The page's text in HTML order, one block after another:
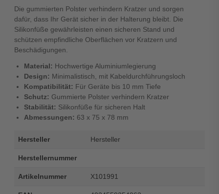
Die gummierten Polster verhindern Kratzer und sorgen
dafür, dass Ihr Gerät sicher in der Halterung bleibt. Die
Silikonfüße gewährleisten einen sicheren Stand und
schützen empfindliche Oberflächen vor Kratzern und
Beschädigungen.
Material: Hochwertige Aluminiumlegierung
Design: Minimalistisch, mit Kabeldurchführungsloch
Kompatibilität: Für Geräte bis 10 mm Tiefe
Schutz: Gummierte Polster verhindern Kratzer
Stabilität: Silikonfüße für sicheren Halt
Abmessungen: 63 x 75 x 78 mm
Hersteller Hersteller
Herstellernummer
Artikelnummer X101991